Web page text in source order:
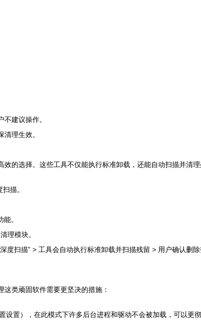
建议操作。
理生效。
的选择。这些工具不仅能执行标准卸载，还能自动扫描并清
描。
。
理模块。
度扫描” > 工具会自动执行标准卸载并扫描残留 > 用户确认删
类顽固软件需要更坚决的措施：
设置），在此模式下许多后台进程和驱动不会被加载，可以更